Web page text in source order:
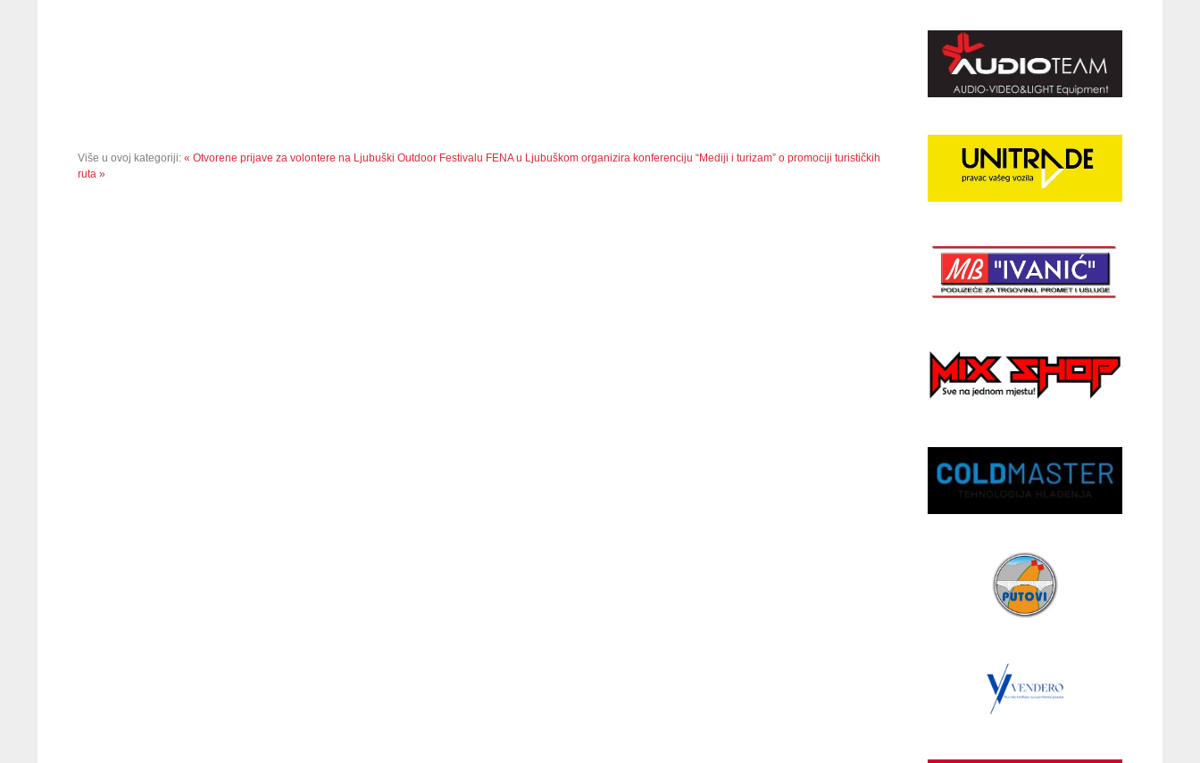
Više u ovoj kategoriji: « Otvorene prijave za volontere na Ljubuški Outdoor Festivalu FENA u Ljubuškom organizira konferenciju “Mediji i turizam” o promociji turističkih
ruta »